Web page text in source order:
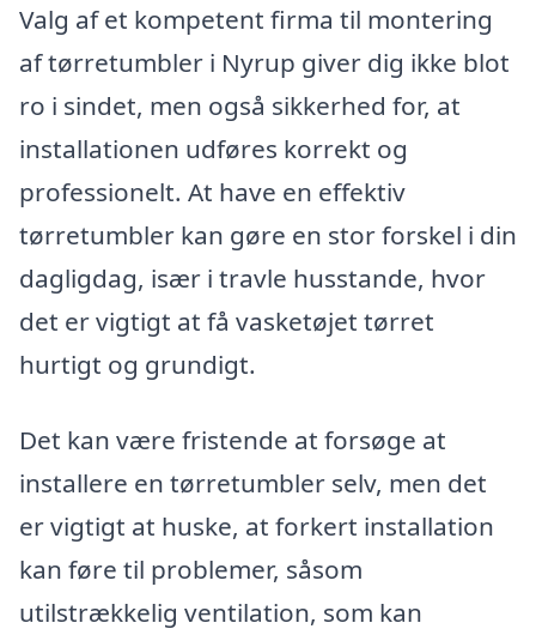
Valg af et kompetent firma til montering
af tørretumbler i Nyrup giver dig ikke blot
ro i sindet, men også sikkerhed for, at
installationen udføres korrekt og
professionelt. At have en effektiv
tørretumbler kan gøre en stor forskel i din
dagligdag, især i travle husstande, hvor
det er vigtigt at få vasketøjet tørret
hurtigt og grundigt.
Det kan være fristende at forsøge at
installere en tørretumbler selv, men det
er vigtigt at huske, at forkert installation
kan føre til problemer, såsom
utilstrækkelig ventilation, som kan